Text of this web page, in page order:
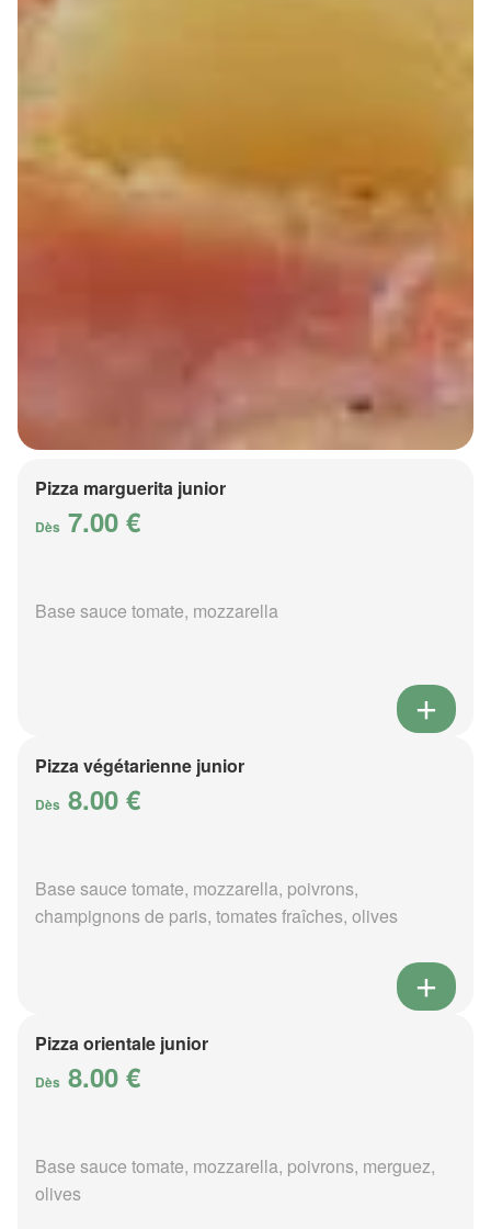
Pizza marguerita junior
Dès 7.00 €
Base sauce tomate, mozzarella
Pizza végétarienne junior
Dès 8.00 €
Base sauce tomate, mozzarella, poivrons,
champignons de paris, tomates fraîches, olives
Pizza orientale junior
Dès 8.00 €
Base sauce tomate, mozzarella, poivrons, merguez,
olives